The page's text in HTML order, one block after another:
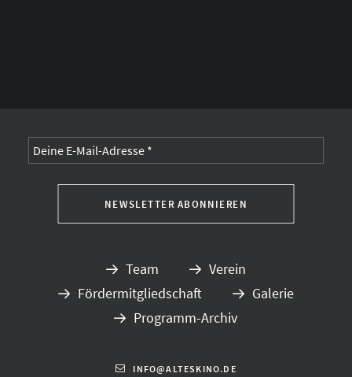
Team
Verein
Fördermitgliedschaft
Galerie
Programm-Archiv
INFO@ALTESKINO.DE